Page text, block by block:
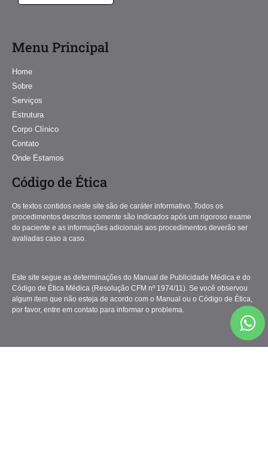
Menu Principal
Home
Sobre
Serviços
Estrutura
Corpo Clínico
Contato
Onde Estamos
Código de Ética
Os textos contidos neste site são de caráter informativo. Todos os
procedimentos descritos somente são indicados após um rigoroso exame
do paciente e as informações adicionais aos procedimentos deverão ser
avaliadas caso a caso.
Este site segue as determinações do Manual de Publicidade Médica e do
Código de Ética Médica (Resolução CFM nº 1974/11). Se você observou
algum item que não esteja de acordo com o Manual ou o Código de Ética,
por favor, entre em contato para informar o problema.